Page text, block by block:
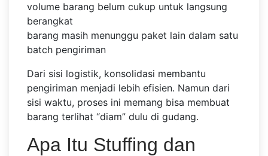
volume barang belum cukup untuk langsung
berangkat
barang masih menunggu paket lain dalam satu
batch pengiriman
Dari sisi logistik, konsolidasi membantu
pengiriman menjadi lebih efisien. Namun dari
sisi waktu, proses ini memang bisa membuat
barang terlihat “diam” dulu di gudang.
Apa Itu Stuffing dan